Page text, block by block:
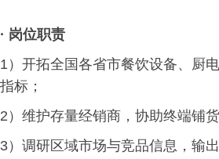
· 岗位职责
1）开拓全国各省市餐饮设备、厨
指标；
2）维护存量经销商，协助终端铺
3）调研区域市场与竞品信息，输